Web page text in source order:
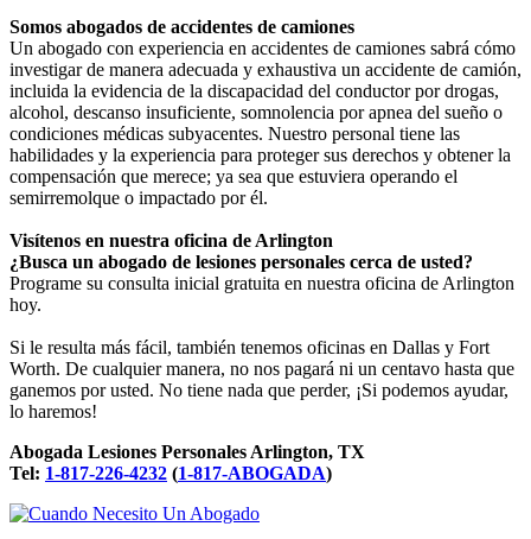
Somos abogados de accidentes de camiones
Un abogado con experiencia en accidentes de camiones sabrá cómo
investigar de manera adecuada y exhaustiva un accidente de camión,
incluida la evidencia de la discapacidad del conductor por drogas,
alcohol, descanso insuficiente, somnolencia por apnea del sueño o
condiciones médicas subyacentes. Nuestro personal tiene las
habilidades y la experiencia para proteger sus derechos y obtener la
compensación que merece; ya sea que estuviera operando el
semirremolque o impactado por él.
Visítenos en nuestra oficina de Arlington
¿Busca un abogado de lesiones personales cerca de usted?
Programe su consulta inicial gratuita en nuestra oficina de Arlington
hoy.
Si le resulta más fácil, también tenemos oficinas en Dallas y Fort
Worth. De cualquier manera, no nos pagará ni un centavo hasta que
ganemos por usted. No tiene nada que perder, ¡Si podemos ayudar,
lo haremos!
Abogada Lesiones Personales Arlington, TX
Tel: 1-817-226-4232 (1-817-ABOGADA)